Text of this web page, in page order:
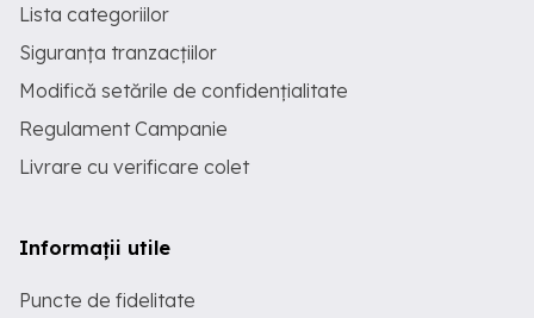
Lista categoriilor
Siguranța tranzacțiilor
Modifică setările de confidențialitate
Regulament Campanie
Livrare cu verificare colet
Informații utile
Puncte de fidelitate